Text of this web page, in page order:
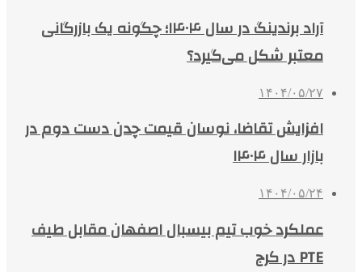
آراد برندینگ در سال ۱۴۰۴؛ چگونه یک بازرگانی
معتبر شکل می‌گیرد؟
۱۴۰۴/۰۵/۲۷
افزایش تقاضا، نوسان قیمت چدن دست دوم در
بازار سال ۱۴۰۴
۱۴۰۴/۰۵/۲۴
عملکرد خوب تیم بیسبال اصفهان مقابل طیف
PTE در کرج